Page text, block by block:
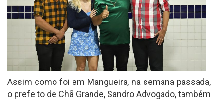
Assim como foi em Mangueira, na semana passada,
o prefeito de Chã Grande, Sandro Advogado, também